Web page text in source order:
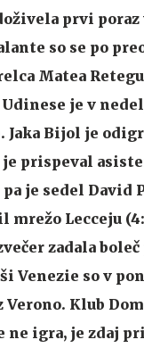
prvi poraz
so se po
Matea
je v
Jaka Bijol je
prispeval
je sedel David
mrežo Lecceju
zadala boleč
Venezie so v
Verono. Klub
ne igra, je zdaj